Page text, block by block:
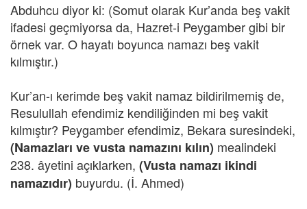
Abduhcu diyor ki: (Somut olarak Kur’anda beş vakit
ifadesi geçmiyorsa da, Hazret-i Peygamber gibi bir
örnek var. O hayatı boyunca namazı beş vakit
kılmıştır.)
Kur’an-ı kerimde beş vakit namaz bildirilmemiş de,
Resulullah efendimiz kendiliğinden mi beş vakit
kılmıştır? Peygamber efendimiz, Bekara suresindeki,
(Namazları ve vusta namazını kılın) mealindeki
238. âyetini açıklarken, (Vusta namazı ikindi
namazıdır) buyurdu. (İ. Ahmed)